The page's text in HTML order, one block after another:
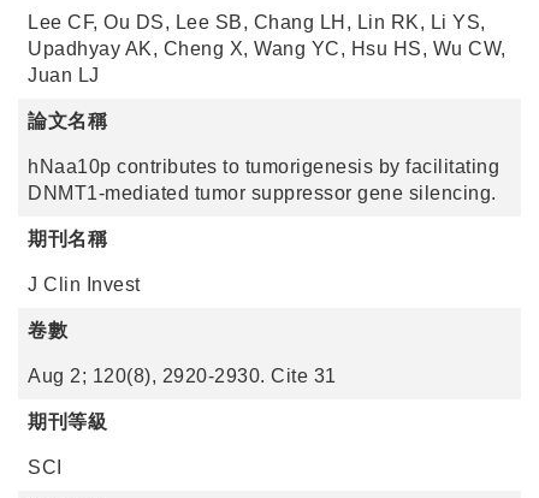
Lee CF, Ou DS, Lee SB, Chang LH, Lin RK, Li YS,
Upadhyay AK, Cheng X, Wang YC, Hsu HS, Wu CW,
Juan LJ
論文名稱
hNaa10p contributes to tumorigenesis by facilitating
DNMT1-mediated tumor suppressor gene silencing.
期刊名稱
J Clin Invest
卷數
Aug 2; 120(8), 2920-2930. Cite 31
期刊等級
SCI